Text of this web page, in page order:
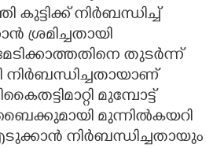
നിർബന്ധിച്ച്
ശ്രമിച്ചതായി
തുടർന്ന്
നിർബന്ധിച്ചതായാണ്
മുമ്പോട്ട്
മുന്നിൽകയറി
നിർബന്ധിച്ചതായും